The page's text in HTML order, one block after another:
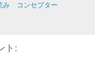
み コンセプター
ト: